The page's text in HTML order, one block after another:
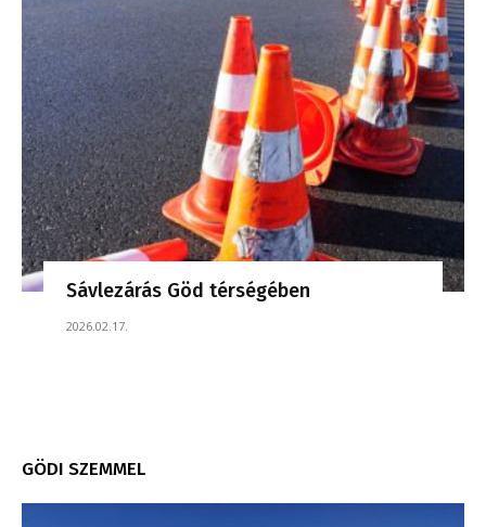
Sávlezárás Göd térségében
2026.02.17.
GÖDI SZEMMEL